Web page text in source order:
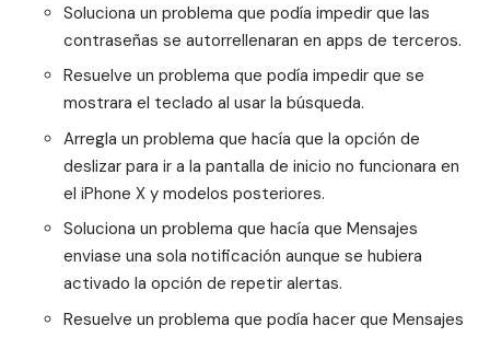
Soluciona un problema que podía impedir que las
contraseñas se autorrellenaran en apps de terceros.
Resuelve un problema que podía impedir que se
mostrara el teclado al usar la búsqueda.
Arregla un problema que hacía que la opción de
deslizar para ir a la pantalla de inicio no funcionara en
el iPhone X y modelos posteriores.
Soluciona un problema que hacía que Mensajes
enviase una sola notificación aunque se hubiera
activado la opción de repetir alertas.
Resuelve un problema que podía hacer que Mensajes